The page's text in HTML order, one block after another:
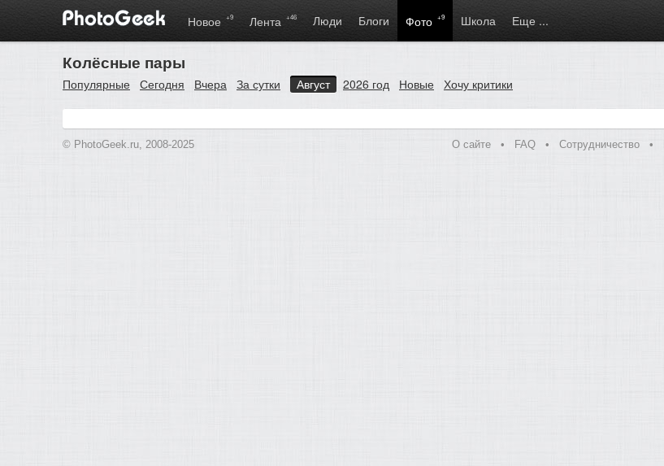
Новое +9 Лента +46 Люди Блоги Фото +9 Школа Еще ...
Колёсные пары
Популярные Сегодня Вчера За сутки Август 2026 год Новые Хочу критики
© PhotoGeek.ru, 2008-2025 О сайте • FAQ • Сотрудничество •